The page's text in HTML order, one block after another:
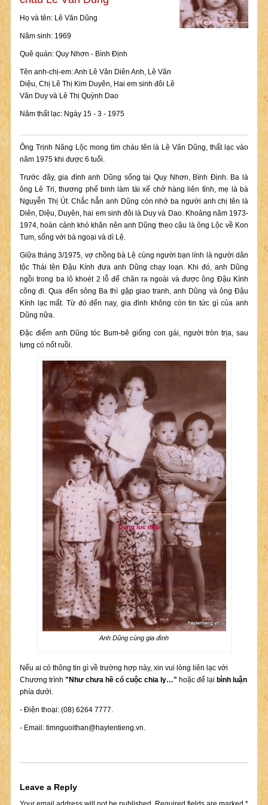
Họ và tên: Lê Văn Dũng
Năm sinh: 1969
Quê quán: Quy Nhơn - Bình Định
Tên anh-chị-em: Anh Lê Văn Diên Anh, Lê Văn
Diệu, Chị Lê Thị Kim Duyên, Hai em sinh đôi Lê
Văn Duy và Lê Thị Quỳnh Dao
Năm thất lạc: Ngày 15 - 3 - 1975
Ông Trịnh Năng Lộc mong tìm cháu tên là Lê Văn Dũng, thất lạc vào
năm 1975 khi được 6 tuổi.
Trước đây, gia đình anh Dũng sống tại Quy Nhơn, Bình Định. Ba là
ông Lê Tri, thương phế binh làm tài xế chở hàng liên tỉnh, mẹ là bà
Nguyễn Thị Út. Chắc hẳn anh Dũng còn nhớ ba người anh chị tên là
Diên, Diệu, Duyên, hai em sinh đôi là Duy và Dao. Khoảng năm 1973-
1974, hoàn cảnh khó khăn nên anh Dũng theo cậu là ông Lộc về Kon
Tum, sống với bà ngoại và dì Lệ.
Giữa tháng 3/1975, vợ chồng bà Lệ cùng người bạn lính là người dân
tộc Thái tên Đậu Kính đưa anh Dũng chạy loạn. Khi đó, anh Dũng
ngồi trong ba lô khoét 2 lỗ để chân ra ngoài và được ông Đậu Kính
cõng đi. Qua đến sông Ba thì gặp giao tranh, anh Dũng và ông Đậu
Kính lạc mất. Từ đó đến nay, gia đình không còn tin tức gì của anh
Dũng nữa.
Đặc điểm anh Dũng tóc Bum-bê giống con gái, người tròn trịa, sau
lưng có nốt ruồi.
Anh Dũng cùng gia đình
Nếu ai có thông tin gì về trường hợp này, xin vui lòng liên lạc với
Chương trình "Như chưa hề có cuộc chia ly…" hoặc để lại bình luận
phía dưới.
- Điện thoại: (08) 6264 7777.
- Email: timnguoithan@haylentieng.vn.
Leave a Reply